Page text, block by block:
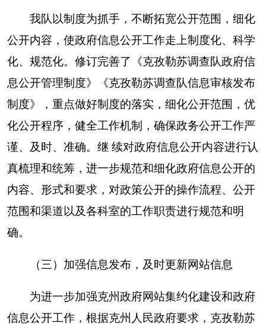
为进一步加强克州政府网站集约化建设和政府
调查队积极配合克州电子政务办做好本单位政府信
息公开收集、整理、发布工作。克孜勒苏调查队抽
调一名干部专门从事政府信息公开工作，学习并掌
握信息发布后台操作流程。确定两名工作人员实行
AB岗负责政务公开工作，严格按照“自治州人民政
栏目内容，本着“谁制作、谁发布、谁负责”的工作
要求，对公开发布信息实行分级管理和严格把关，
严防涉密信息上网。建立健全“三审三校”制度，严
格按照“先审查、后发布”的原则，层层把关发布信
息，确保信息无“关键字
时了解统计调查数据，进一步提升了统计调查公信
2019年，我队在克州人民政府网站发布各类信
息33条，其中文件14条，行政执法6条，更新领导